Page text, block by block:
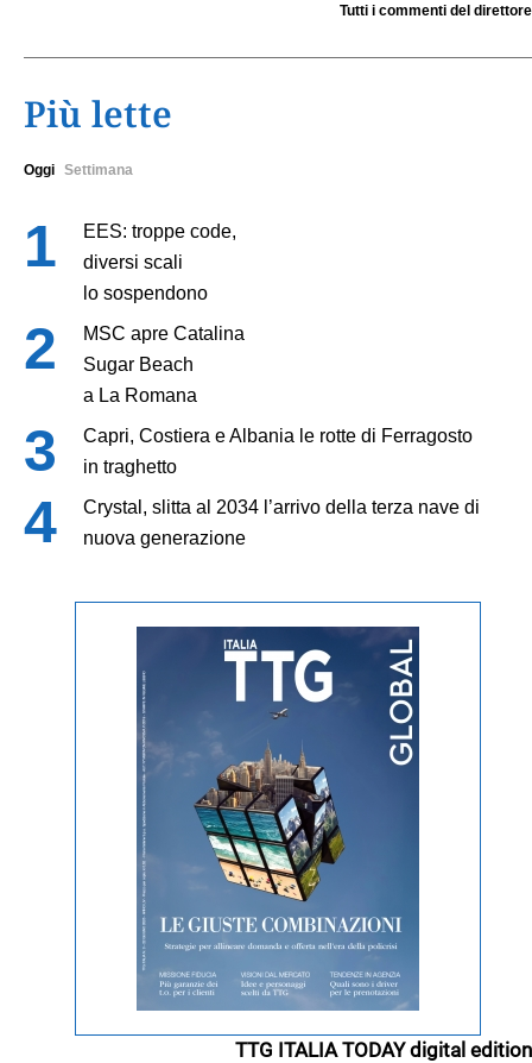
Tutti i commenti del direttore
Più lette
Oggi Settimana
EES: troppe code,
diversi scali
lo sospendono
MSC apre Catalina
Sugar Beach
a La Romana
Capri, Costiera e Albania le rotte di Ferragosto
in traghetto
Crystal, slitta al 2034 l’arrivo della terza nave di
nuova generazione
TTG ITALIA TODAY digital edition